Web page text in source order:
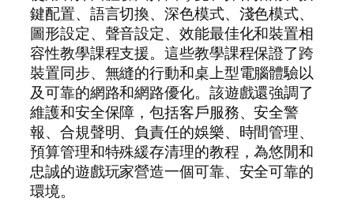
鍵配置、語言切換、深色模式、淺色模式、
圖形設定、聲音設定、效能最佳化和裝置相
容性教學課程支援。這些教學課程保證了跨
裝置同步、無縫的行動和桌上型電腦體驗以
及可靠的網路和網路優化。該遊戲還強調了
維護和安全保障，包括客戶服務、安全警
報、合規聲明、負責任的娛樂、時間管理、
預算管理和特殊緩存清理的教程，為悠閒和
忠誠的遊戲玩家營造一個可靠、安全可靠的
環境。